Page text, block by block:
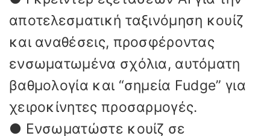
αποτελεσματική ταξινόμηση κουίζ
και αναθέσεις, προσφέροντας
ενσωματωμένα σχόλια, αυτόματη
βαθμολογία και “σημεία Fudge” για
χειροκίνητες προσαρμογές.
● Ενσωματώστε κουίζ σε